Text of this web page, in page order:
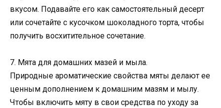
вкусом. Подавайте его как самостоятельный десерт
или сочетайте с кусочком шоколадного торта, чтобы
получить восхитительное сочетание.
7. Мята для домашних мазей и мыла.
Природные ароматические свойства мяты делают ее
ценным дополнением к домашним мазям и мылу.
Чтобы включить мяту в свои средства по уходу за